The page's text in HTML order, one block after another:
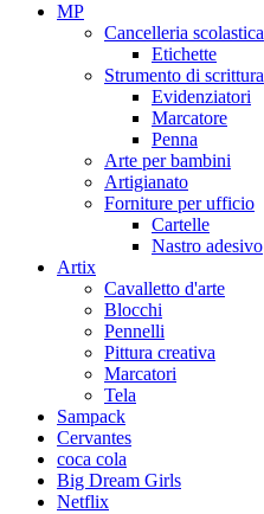
MP
Cancelleria scolastica
Etichette
Strumento di scrittura
Evidenziatori
Marcatore
Penna
Arte per bambini
Artigianato
Forniture per ufficio
Cartelle
Nastro adesivo
Artix
Cavalletto d'arte
Blocchi
Pennelli
Pittura creativa
Marcatori
Tela
Sampack
Cervantes
coca cola
Big Dream Girls
Netflix